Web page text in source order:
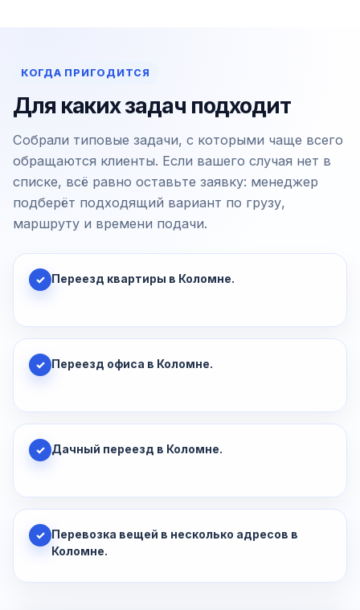
КОГДА ПРИГОДИТСЯ
Для каких задач подходит
Собрали типовые задачи, с которыми чаще всего
обращаются клиенты. Если вашего случая нет в
списке, всё равно оставьте заявку: менеджер
подберёт подходящий вариант по грузу,
маршруту и времени подачи.
✓ Переезд квартиры в Коломне.
✓ Переезд офиса в Коломне.
✓ Дачный переезд в Коломне.
✓ Перевозка вещей в несколько адресов в
Коломне.